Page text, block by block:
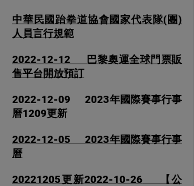
中華民國跆拳道協會國家代表隊(團)
人員言行規範
2022-12-12 巴黎奧運全球門票販
售平台開放預訂
2022-12-09 2023年國際賽事行事
曆1209更新
2022-12-05 2023年國際賽事行事
曆
20221205更新2022-10-26 【公